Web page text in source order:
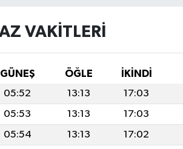
VAKITLERI
GÜNEŞ ÖĞLE İKINDI
05:52 13:13 17:03
05:53 13:13 17:03
05:54 13:13 17:02